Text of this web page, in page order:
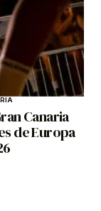
Canaria
de Europa